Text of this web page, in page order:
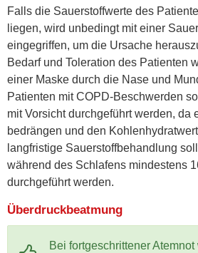
Falls die Sauerstoffwerte des
liegen, wird unbedingt mit einer
eingegriffen, um die Ursache
Bedarf und Toleration des Patienten
einer Maske durch die Nase und
Patienten mit COPD-Beschwerden
mit Vorsicht durchgeführt werden, da
bedrängen und den
langfristige Sauerstoffbehandlung
während des Schlafens mindestens
durchgeführt werden.
Überdruckbeatmung
Bei fortgeschrittener